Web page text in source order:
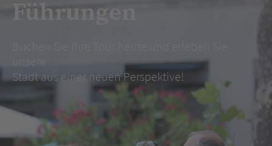
Führungen
unsere
Stadt aus einer neuen Perspektive!